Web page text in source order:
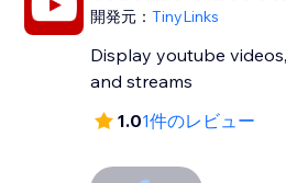
開発元：TinyLinks
Display youtube
and streams
1.01件のレビュー